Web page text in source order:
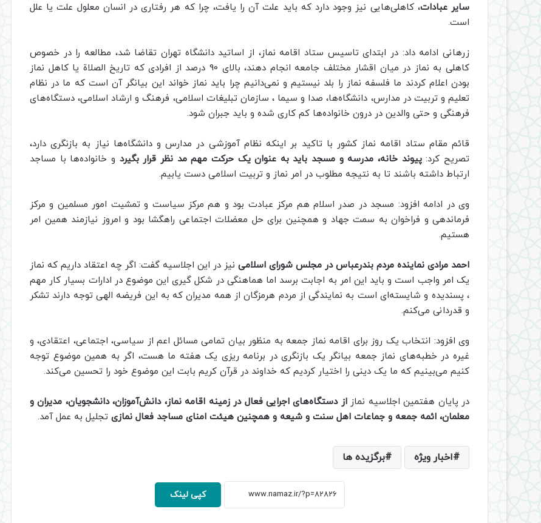
سایر عبادات، کاهلی‌هایی نیز وجود دارد که باید علت آن را یافت، چرا که هر رفتاری در انسان معلول علت یا علل
است.
زرهانی ادامه داد: در ابتدای تاسیس ستاد اقامه نماز، از اساتید دانشگاه تهران تقاضا شد، مطالعه را در خصوص
کاهلی به نماز در میان اقشار مختلف جامعه انجام دهند، بالای 90 درصد از افرادی که تاریخ الصلاة یا کاهل نماز
بودن اعلام کردند ما فلسفه نماز را بلد نیستیم و نمی‌دانیم چرا باید نماز خواند این بیانگر آن است که ما در نظام
تعلیم و تربیت در مدارس، دانشگاه‌ها، صدا و سیما ، سازمان تبلیغات اسلامی، فرهنگ و ارشاد اسلامی، دستگاه‌های
فرهنگی و حتی والدین در درون خانواده‌ها کم کاری شده و باید جبران شود.
قائم مقام ستاد اقامه نماز کشور با تاکید بر اینکه نظام آموزشی در مدارس و دانشگاه‌ها نیاز به بازنگری دارد،
تصریح‌ کرد:پیوند خانه، مدرسه و مسجد باید به عنوان یک حرکت مهم مد نظر قرار بگیرد و خانواده‌‌ها با مساجد
ارتباط داشته باشند تا به نتیجه مطلوب در امر نماز و تربیت اسلامی دست یابیم.
وی در ادامه افزود: مسجد در صدر اسلام هم مرکز عبادت بود و هم مرکز سیاست و تمشیت امور مسلمین و مرکز
فرماندهی و فراخوان به سمت جهاد و همچنین برای حل معضلات اجتماعی راهگشا بود و امروز نیازمند همین امر
هستیم.
احمد مرادی نماینده مردم بندرعباس در مجلس شورای اسلامی نیز در این اجلاسیه گفت: اگر چه اعتقاد داریم که نماز
یک امر واجب است و باید این امر به اجابت برسد اما هماهنگی در شکل گیری این موضوع در ادارات بسیار کار مهم
، پسندیده و شایسته‌ای است به نمایندگی از مردم هرمزگان از همه مدیران که به این فریضه الهی توجه دارند تشکر
و قدردانی می‌کنم.
وی افزود: انتخاب یک روز برای اقامه نماز جمعه به منظور بیان تمامی مسائل اعم از سیاسی، اجتماعی، اعتقادی، و
غیره در خطبه‌های نماز جمعه بیانگر یک بازنگری در برنامه ریزی یک هفته ما هست، اگر به همین موضوع توجه
کنیم می‌بینیم که ما یک دینی را اختیار کردیم که خداوند در قرآن کریم بابت این موضوع خود را تحسین می‌کند.
در پایان هفتمین اجلاسیه نمازاز دستگاه‌های اجرایی فعال در زمینه اقامه نماز، دانش‌آموزان، دانشجویان، مدیران و
معلمان، ائمه جمعه و جماعات اهل سنت و شیعه و همچنین هیئت امنای مساجد فعال نمازی تجلیل به عمل آمد.
اخبار ویژه برگزیده ها
کپی لینک